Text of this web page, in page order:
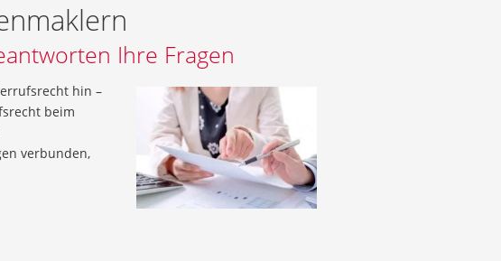
Ihre Fragen
hin –
beim
verbunden,